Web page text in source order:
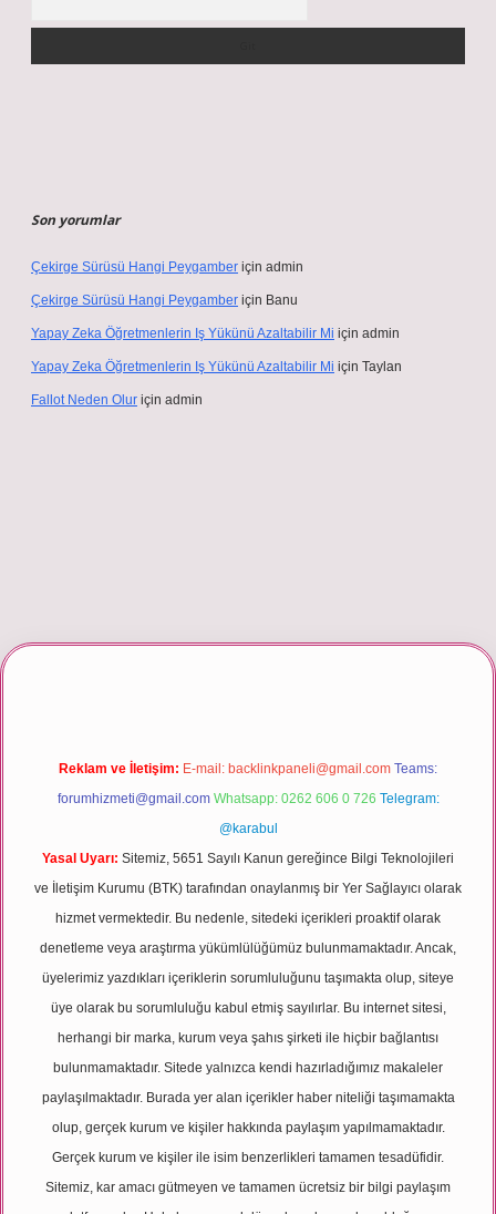
Son yorumlar
Çekirge Sürüsü Hangi Peygamber için admin
Çekirge Sürüsü Hangi Peygamber için Banu
Yapay Zeka Öğretmenlerin Iş Yükünü Azaltabilir Mi için admin
Yapay Zeka Öğretmenlerin Iş Yükünü Azaltabilir Mi için Taylan
Fallot Neden Olur için admin
Reklam ve İletişim: E-mail: backlinkpaneli@gmail.com Teams:
forumhizmeti@gmail.com Whatsapp: 0262 606 0 726 Telegram:
@karabul
Yasal Uyarı: Sitemiz, 5651 Sayılı Kanun gereğince Bilgi Teknolojileri
ve İletişim Kurumu (BTK) tarafından onaylanmış bir Yer Sağlayıcı olarak
hizmet vermektedir. Bu nedenle, sitedeki içerikleri proaktif olarak
denetleme veya araştırma yükümlülüğümüz bulunmamaktadır. Ancak,
üyelerimiz yazdıkları içeriklerin sorumluluğunu taşımakta olup, siteye
üye olarak bu sorumluluğu kabul etmiş sayılırlar. Bu internet sitesi,
herhangi bir marka, kurum veya şahıs şirketi ile hiçbir bağlantısı
bulunmamaktadır. Sitede yalnızca kendi hazırladığımız makaleler
paylaşılmaktadır. Burada yer alan içerikler haber niteliği taşımamakta
olup, gerçek kurum ve kişiler hakkında paylaşım yapılmamaktadır.
Gerçek kurum ve kişiler ile isim benzerlikleri tamamen tesadüfidir.
Sitemiz, kar amacı gütmeyen ve tamamen ücretsiz bir bilgi paylaşım